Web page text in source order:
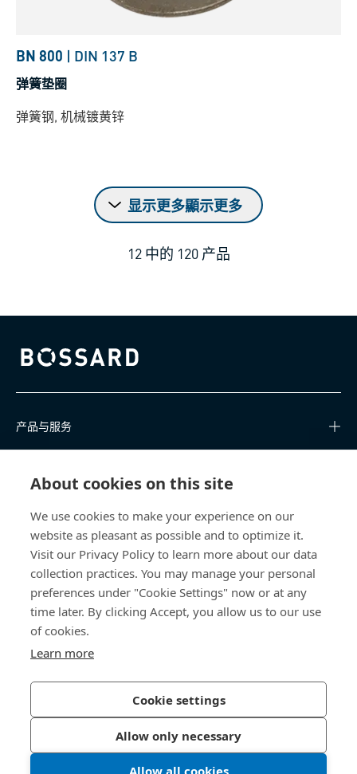
About cookies on this site
We use cookies to make your experience on our
website as pleasant as possible and to optimize it.
Visit our Privacy Policy to learn more about our data
collection practices. You may manage your personal
preferences under "Cookie Settings" now or at any
time later. By clicking Accept, you allow us to our use
of cookies.
Learn more
Cookie settings
Allow only necessary
Allow all cookies
BN 800 | DIN 137 B
弹簧垫圈
弹簧钢, 机械镀黄锌
显示更多顯示更多
12 中的 120 产品
Bossard homepage
产品与服务
关于我们
联系我们
china@bossard.com